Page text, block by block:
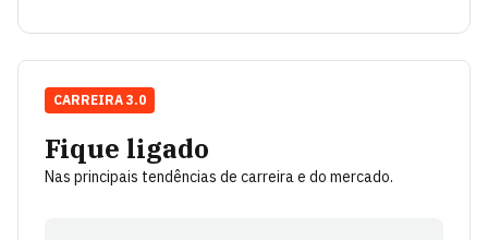
Fique ligado
Nas principais tendências de carreira e do mercado.
CARREIRA 3.0